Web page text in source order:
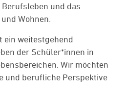
und das
Wohnen.
ein weitestgehend
der Schüler*innen in
Wir möchten
und berufliche Perspektive